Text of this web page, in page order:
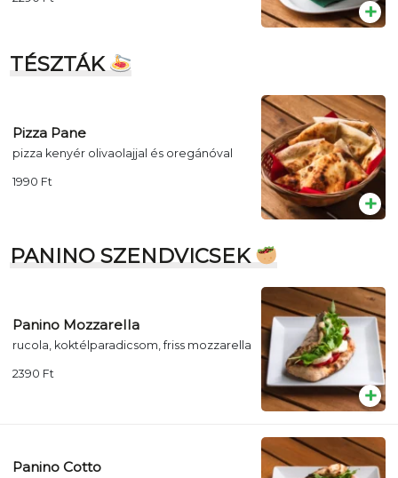
TÉSZTÁK
Pizza Pane
pizza kenyér olivaolajjal és oregánóval
1990 Ft
PANINO SZENDVICSEK
Panino Mozzarella
rucola, koktélparadicsom, friss mozzarella
2390 Ft
Panino Cotto